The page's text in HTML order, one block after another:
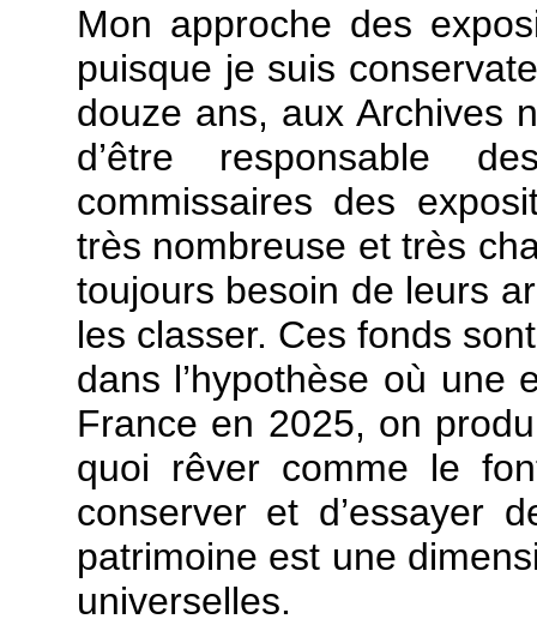
Mon approche des
puisque je suis
douze ans, aux Archives
d’être responsable
commissaires des
très nombreuse et très
toujours besoin de leurs
les classer. Ces fonds
dans l’hypothèse où une
France en 2025, on
quoi rêver comme le
conserver et d’essayer
patrimoine est une
universelles.